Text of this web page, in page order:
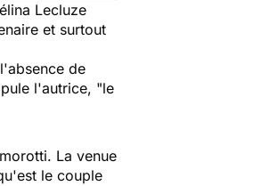
Lecluze
et surtout
de
l'autrice, "le
La venue
le couple